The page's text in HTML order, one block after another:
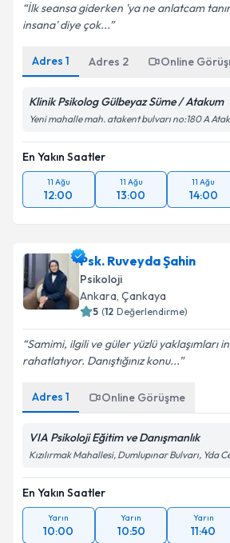
İlk seansa giderken 'ya ne anlatcam
insana' diye çok...
Adres 1 Adres 2 Online
Klinik Psikolog Gülbeyaz Süme / Atakum
Yeni mahalle mah. atakent bulvarı no:180 A
En Yakın Saatler
11 Ağu
12:00
11 Ağu
13:00
11 Ağu
14:00
Psk. Ruveyda Şahin
Psikoloji
Ankara, Çankaya
5 (12 Değerlendirme)
Samimi, ilgili ve güler yüzlü yaklaşımları
rahatlatıyor. Danıştığınız konu...
Adres 1 Online Görüşme
VIA Psikoloji Eğitim ve Danışmanlık
Kızılırmak Mahallesi, Dumlupınar Bulvarı, Yda
En Yakın Saatler
Yarın
10:00
Yarın
10:50
Yarın
11:40